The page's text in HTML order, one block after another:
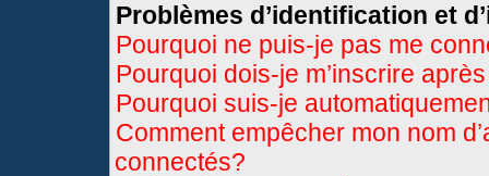
Problèmes d’identification et
Pourquoi ne puis-je pas me
Pourquoi dois-je m’inscrire
Pourquoi suis-je
Comment empêcher mon nom
connectés?